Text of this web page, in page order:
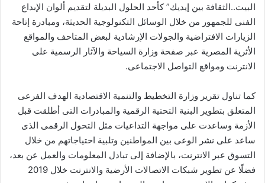
البيت..الثقافة بين إيديك” كأحد الحلول البديلة لتقديم ألوان الإبداع
الفنى للجمهور من خلال الوسائل التكنولوجية الحديثة، ومبادرة إتاحة
الزيارات الافتراضية والجولات الإرشادية لبعض المتاحف والمواقع
الأثرية المصرية عبر صفحة وزارة السياحة والآثار الرسمية على
الانترنت ومواقع التواصل الاجتماعى.
كما تناول تقرير وزارة التخطيط والتنمية الاقتصادية الهدف الفرعى
المتعلق بتطوير البنية التحتية الرقمية والمبادرات التى أطلقت قبل
الأزمة وساعدت على مواجهة التداعيات مثل التحول الرقمى الذى
ساعد على نشر الوعى بين المواطنين وتلبية احتياجاتهم من خلال
التسوق عبر الانترنت، بالإضافة إلى تبادل المعلومات والعمل عن بعد،
فضلًا عن تطوير شبكات الاتصالات الأرضية والانترنت خلال 2019